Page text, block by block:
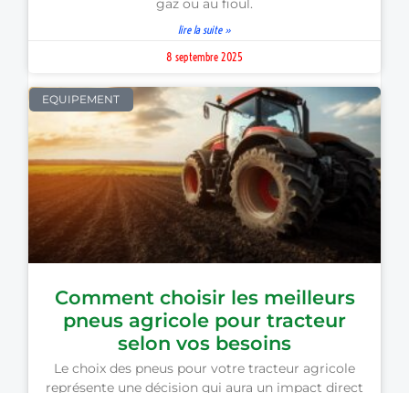
lire la suite »
8 septembre 2025
EQUIPEMENT
Comment choisir les meilleurs
pneus agricole pour tracteur
selon vos besoins
Le choix des pneus pour votre tracteur agricole
représente une décision qui aura un impact direct